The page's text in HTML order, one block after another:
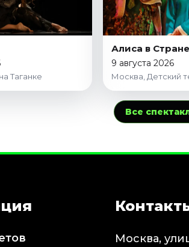
Таганке
Алиса в
9 августа 2026
Москва, Детский
Все
Москва,